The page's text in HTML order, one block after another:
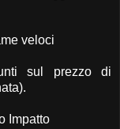
veloci
sul prezzo di
Impatto